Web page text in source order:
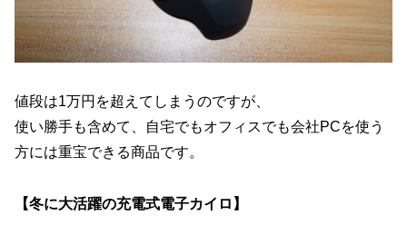
値段は1万円を超えてしまうのですが、
使い勝手も含めて、自宅でもオフィスでも会社PCを使う
方には重宝できる商品です。
【冬に大活躍の充電式電子カイロ】